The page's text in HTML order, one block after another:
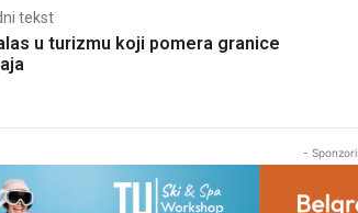
tekst
u turizmu koji pomera granice
-